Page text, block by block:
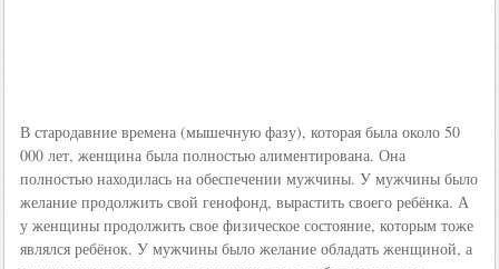
В стародавние времена (мышечную фазу), которая была около 50
000 лет, женщина была полностью алиментирована. Она
полностью находилась на обеспечении мужчины. У мужчины было
желание продолжить свой генофонд, вырастить своего ребёнка. А
у женщины продолжить свое физическое состояние, которым тоже
являлся ребёнок. У мужчины было желание обладать женщиной, а